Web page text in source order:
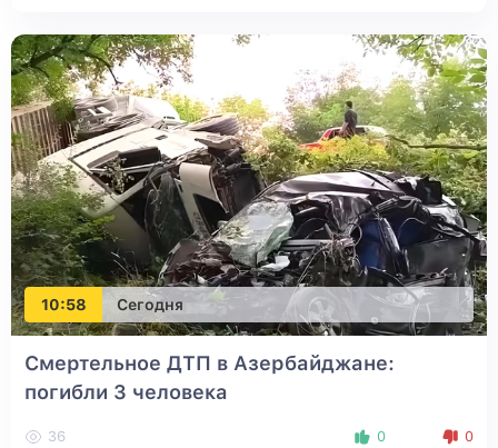
10:58 Сегодня
Смертельное ДТП в Азербайджане:
погибли 3 человека
36 0 0